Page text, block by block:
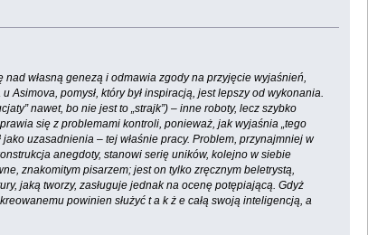
własną genezą i odmawia zgody na przyjęcie wyjaśnień,
pomysł, który był inspiracją, jest lepszy od wykonania.
nawet, bo nie jest to „strajk”) – inne roboty, lecz szybko
się z problemami kontroli, ponieważ, jak wyjaśnia „tego
uzasadnienia – tej właśnie pracy. Problem, przynajmniej w
anegdoty, stanowi serię uników, kolejno w siebie
znakomitym pisarzem; jest on tylko zręcznym beletrystą,
jaką tworzy, zasługuje jednak na ocenę potępiającą. Gdyż
powinien służyć t a k ż e całą swoją inteligencją, a